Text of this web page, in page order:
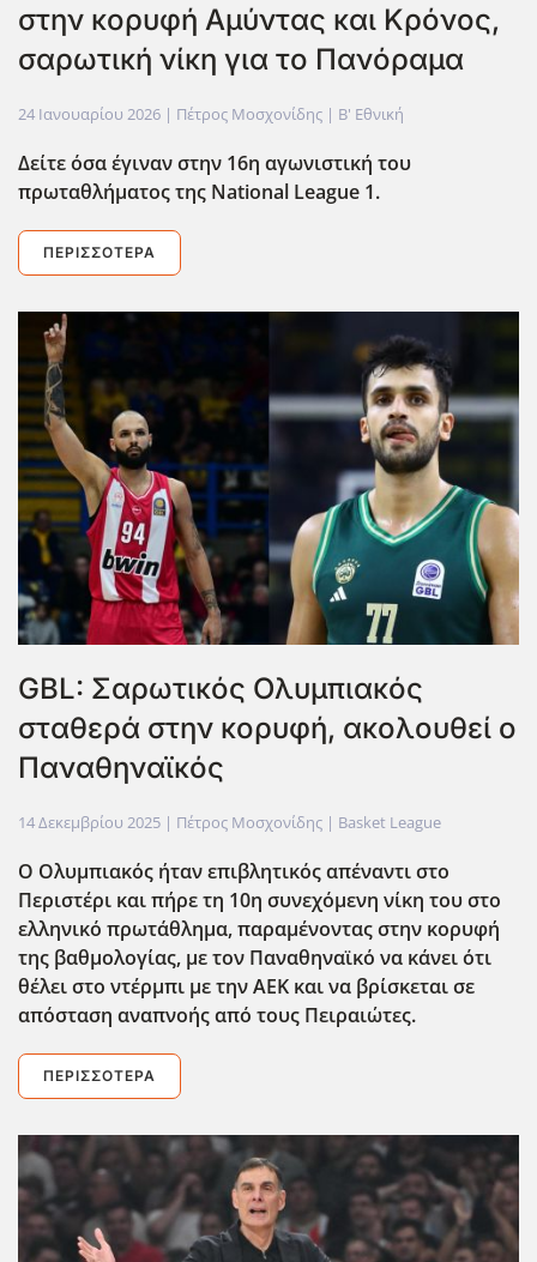
στην κορυφή Αμύντας και Κρόνος,
σαρωτική νίκη για το Πανόραμα
24 Ιανουαρίου 2026 | Πέτρος Μοσχονίδης | Β' Εθνική
Δείτε όσα έγιναν στην 16η αγωνιστική του
πρωταθλήματος της National League 1.
ΠΕΡΙΣΣΌΤΕΡΑ
GBL: Σαρωτικός Ολυμπιακός
σταθερά στην κορυφή, ακολουθεί ο
Παναθηναϊκός
14 Δεκεμβρίου 2025 | Πέτρος Μοσχονίδης | Basket League
Ο Ολυμπιακός ήταν επιβλητικός απέναντι στο
Περιστέρι και πήρε τη 10η συνεχόμενη νίκη του στο
ελληνικό πρωτάθλημα, παραμένοντας στην κορυφή
της βαθμολογίας, με τον Παναθηναϊκό να κάνει ότι
θέλει στο ντέρμπι με την ΑΕΚ και να βρίσκεται σε
απόσταση αναπνοής από τους Πειραιώτες.
ΠΕΡΙΣΣΌΤΕΡΑ